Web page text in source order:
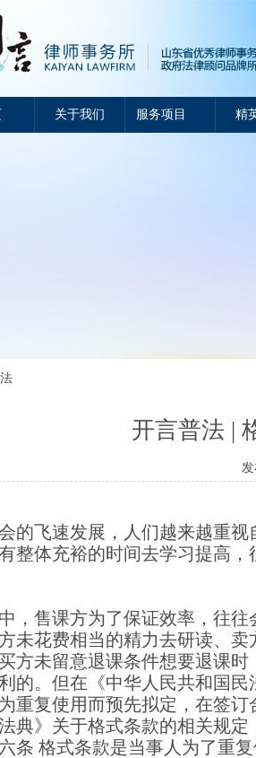
关于我们 服务项目 精
开言普法 |
发
的飞速发展，人们越来越重
整体充裕的时间去学习提高
，售课方为了保证效率，往
未花费相当的精力去研读、
方未留意退课条件想要退课
的。但在《中华人民共和国
为重复使用而预先拟定，在签
典》关于格式条款的相关规定
条 格式条款是当事人为了重